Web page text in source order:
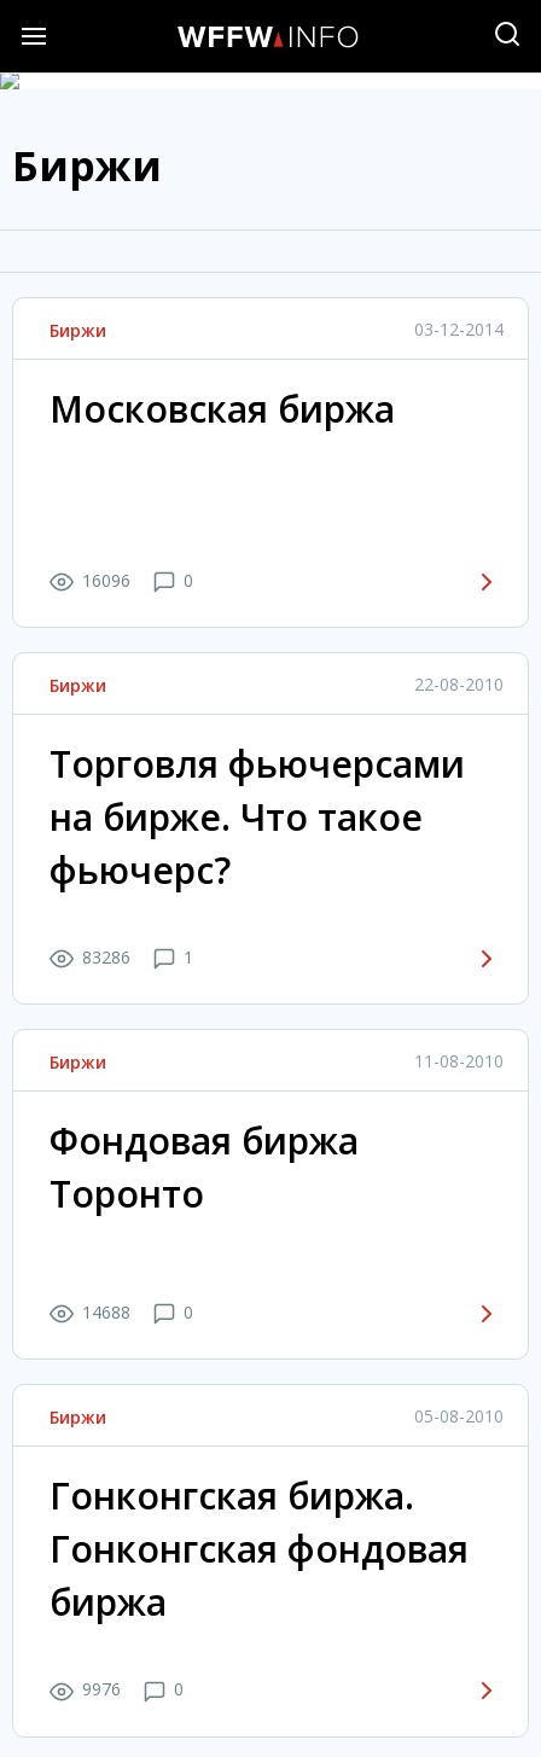
Биржи
Биржи 03-12-2014
Московская биржа
16096 0
Биржи 22-08-2010
Торговля фьючерсами
на бирже. Что такое
фьючерс?
83286 1
Биржи 11-08-2010
Фондовая биржа
Торонто
14688 0
Биржи 05-08-2010
Гонконгская биржа.
Гонконгская фондовая
биржа
9976 0